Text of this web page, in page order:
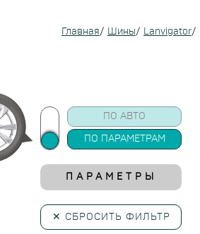
Главная/ Шины/ Lanvigator/
ПО АВТО
ПО ПАРАМЕТРАМ
ПАРАМЕТРЫ
✕ СБРОСИТЬ ФИЛЬТР